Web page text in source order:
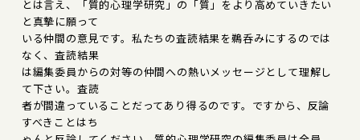
とは言え、「質的心理学研究」の「質」をより高めていきたい
と真摯に願って
いる仲間の意見です。私たちの査読結果を鵜呑みにするのでは
なく、査読結果
は編集委員からの対等の仲間への熱いメッセージとして理解し
て下さい。査読
者が間違っていることだってあり得るのです。ですから、反論
すべきことはち